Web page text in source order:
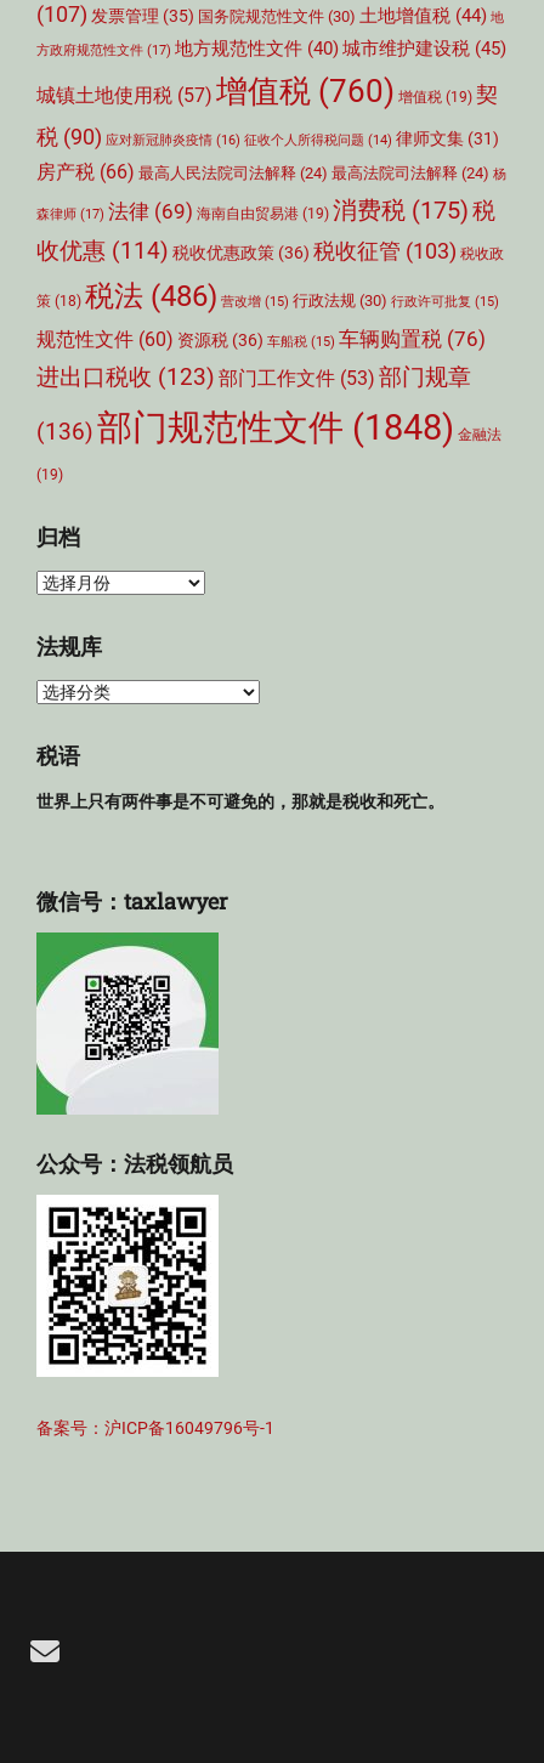
(107) 发票管理 (35) 国务院规范性文件 (30) 土地增值税 (44) 地
方政府规范性文件 (17) 地方规范性文件 (40)城市维护建设税 (45)
城镇土地使用税 (57) 增值税 (760) 增值税 (19) 契
税 (90) 应对新冠肺炎疫情 (16) 征收个人所得税问题 (14) 律师文集 (31)
房产税 (66) 最高人民法院司法解释 (24) 最高法院司法解释 (24) 杨
森律师 (17) 法律 (69) 海南自由贸易港 (19) 消费税 (175)税
收优惠 (114) 税收优惠政策 (36) 税收征管 (103) 税收政
策 (18) 税法 (486) 营改增 (15) 行政法规 (30) 行政许可批复 (15)
规范性文件 (60) 资源税 (36) 车船税 (15) 车辆购置税 (76)
进出口税收 (123) 部门工作文件 (53) 部门规章
(136)部门规范性文件 (1848) 金融法
(19)
归档
归
法规库
法
库
税语
世界上只有两件事是不可避免的，那就是税收和死亡。
微信号：taxlawyer
公众号：法税领航员
备案号：沪ICP备16049796号-1
Email